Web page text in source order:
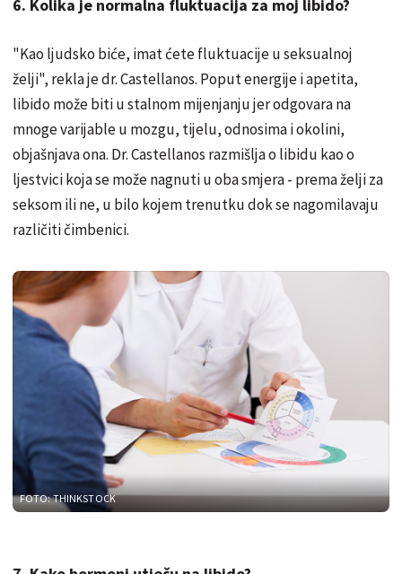
6. Kolika je normalna fluktuacija za moj libido?
"Kao ljudsko biće, imat ćete fluktuacije u seksualnoj
želji", rekla je dr. Castellanos. Poput energije i apetita,
libido može biti u stalnom mijenjanju jer odgovara na
mnoge varijable u mozgu, tijelu, odnosima i okolini,
objašnjava ona. Dr. Castellanos razmišlja o libidu kao o
ljestvici koja se može nagnuti u oba smjera - prema želji za
seksom ili ne, u bilo kojem trenutku dok se nagomilavaju
različiti čimbenici.
FOTO: THINKSTOCK